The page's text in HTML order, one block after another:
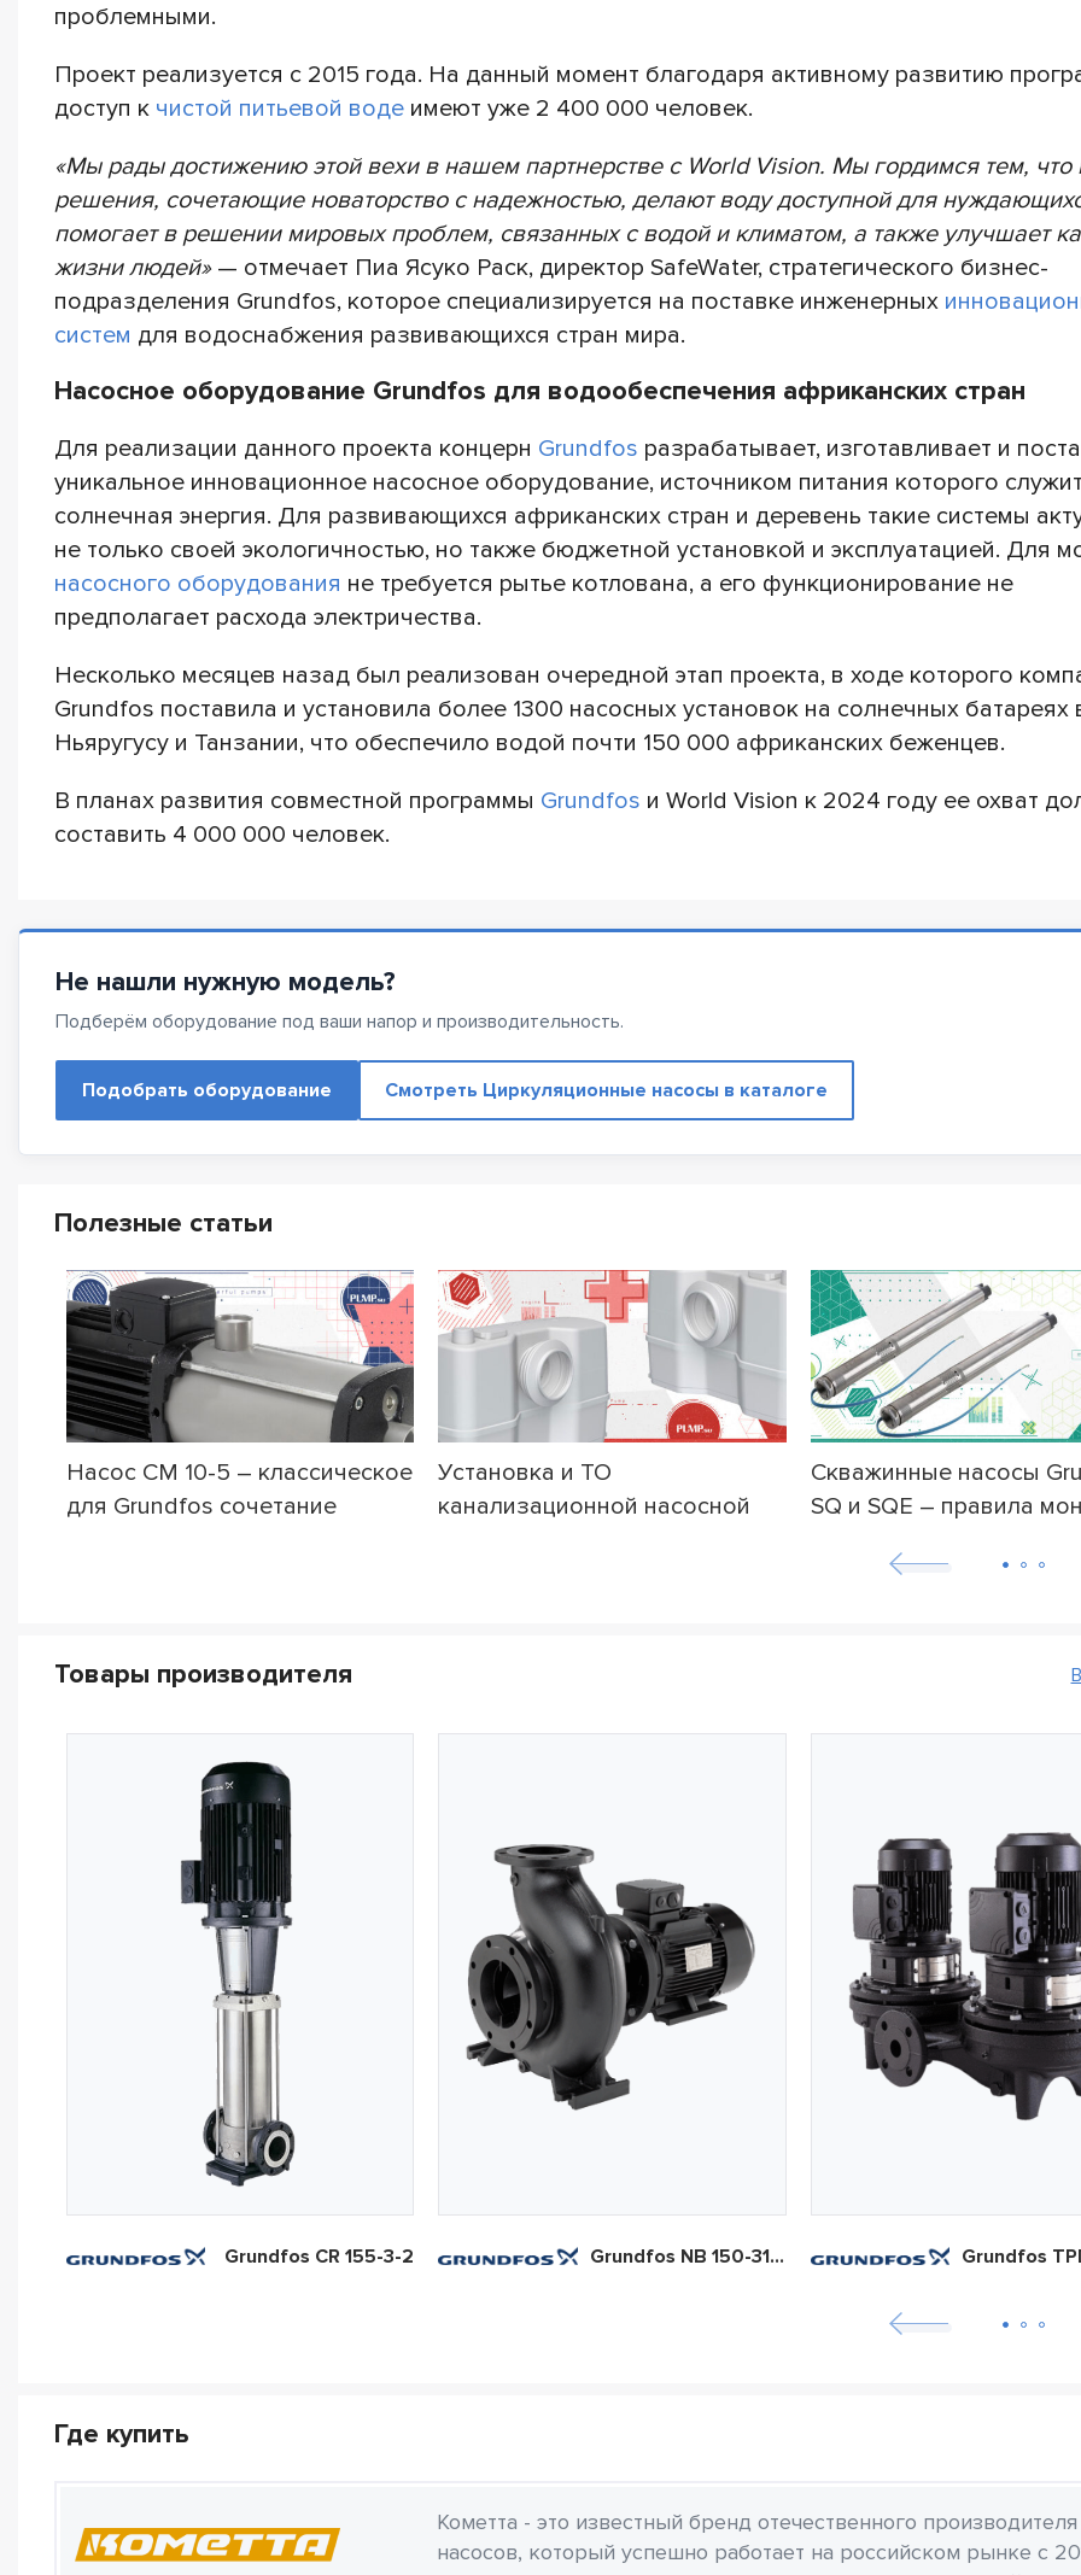
проблемными.
Проект реализуется с 2015 года. На данный момент благодаря активному развитию
доступ к чистой питьевой воде имеют уже 2 400 000 человек.
«Мы рады достижению этой вехи в нашем партнерстве с World Vision. Мы гордимся тем,
решения, сочетающие новаторство с надежностью, делают воду доступной для
помогает в решении мировых проблем, связанных с водой и климатом, а также улучшает
жизни людей»— отмечает Пиа Ясуко Раск, директор SafeWater, стратегического бизнес-
подразделения Grundfos, которое специализируется на поставке инженерных
систем для водоснабжения развивающихся стран мира.
Насосное оборудование Grundfos для водообеспечения африканских стран
Для реализации данного проекта концерн Grundfos разрабатывает, изготавливает и
уникальное инновационное насосное оборудование, источником питания которого служит
солнечная энергия. Для развивающихся африканских стран и деревень такие системы
не только своей экологичностью, но также бюджетной установкой и эксплуатацией. Для
насосного оборудования не требуется рытье котлована, а его функционирование не
предполагает расхода электричества.
Несколько месяцев назад был реализован очередной этап проекта, в ходе которого
Grundfos поставила и установила более 1300 насосных установок на солнечных батареях
Ньяругусу и Танзании, что обеспечило водой почти 150 000 африканских беженцев.
В планах развития совместной программы Grundfos и World Vision к 2024 году ее охват
составить 4 000 000 человек.
Не нашли нужную модель?
Подберём оборудование под ваши напор и производительность.
Подобрать оборудование Смотреть Циркуляционные насосы в каталоге
Полезные статьи
Насос CM 10-5 – классическое
для Grundfos сочетание
Установка и ТО
канализационной насосной
Скважинные насосы
SQ и SQE – правила
Товары производителя
Grundfos CR 155-3-2 Grundfos NB 150-315.2/294
Где купить
Кометта - это известный бренд отечественного производителя
насосов, который успешно работает на российском рынке с